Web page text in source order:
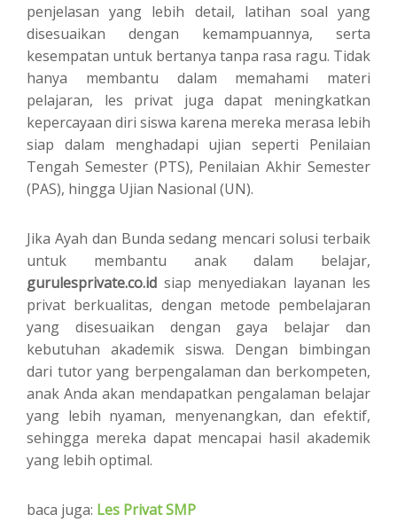
penjelasan yang lebih detail, latihan soal yang
disesuaikan dengan kemampuannya, serta
kesempatan untuk bertanya tanpa rasa ragu. Tidak
hanya membantu dalam memahami materi
pelajaran, les privat juga dapat meningkatkan
kepercayaan diri siswa karena mereka merasa lebih
siap dalam menghadapi ujian seperti Penilaian
Tengah Semester (PTS), Penilaian Akhir Semester
(PAS), hingga Ujian Nasional (UN).
Jika Ayah dan Bunda sedang mencari solusi terbaik
untuk membantu anak dalam belajar,
gurulesprivate.co.id siap menyediakan layanan les
privat berkualitas, dengan metode pembelajaran
yang disesuaikan dengan gaya belajar dan
kebutuhan akademik siswa. Dengan bimbingan
dari tutor yang berpengalaman dan berkompeten,
anak Anda akan mendapatkan pengalaman belajar
yang lebih nyaman, menyenangkan, dan efektif,
sehingga mereka dapat mencapai hasil akademik
yang lebih optimal.
baca juga: Les Privat SMP